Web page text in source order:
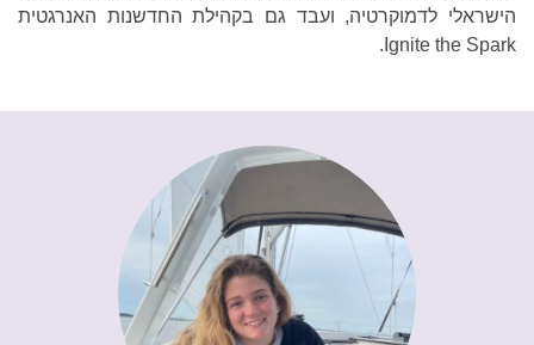
הישראלי לדמוקרטיה, ועבד גם בקהילת החדשנות האנרגטית
Ignite the Spark.